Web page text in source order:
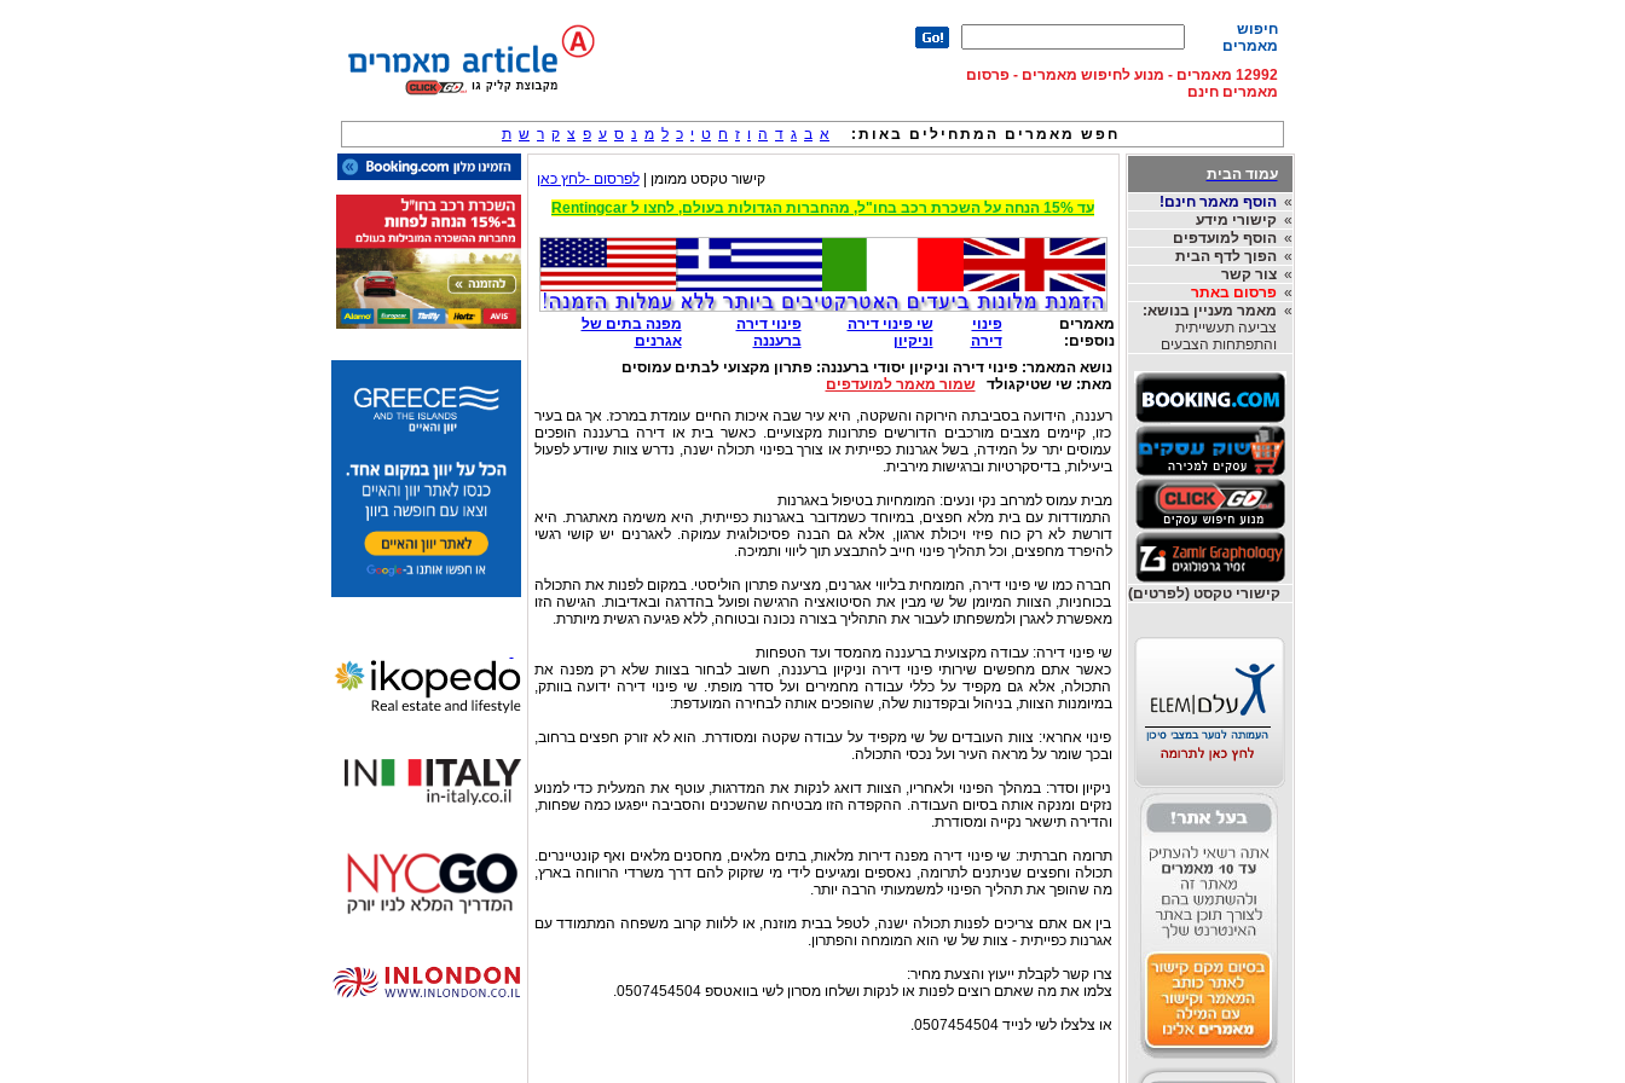
חיפוש
מאמרים
12992 מאמרים - מנוע לחיפוש מאמרים - פרסום
מאמרים חינם
חפש מאמרים המתחילים באות: א ב ג ד ה ו ז ח ט י כ ל מ נ ס ע פ צ ק ר ש ת
עמוד הבית
»הוסף מאמר חינם!
»קישורי מידע
»הוסף למועדפים
»הפוך לדף הבית
»צור קשר
»פרסום באתר
» מאמר מעניין בנושא:
צביעה תעשייתית
והתפתחות הצבעים
קישורי טקסט (לפרטים)
קישור טקסט ממומן |לפרסום -לחץ כאן
עד 15% הנחה על השכרת רכב בחו"ל, מהחברות הגדולות בעולם, לחצו ל Rentingcar
מאמרים
נוספים:
פינוי
דירה
שי פינוי דירה
וניקיון
פינוי דירה
ברעננה
מפנה בתים של
אגרנים
נושא המאמר:פינוי דירה וניקיון יסודי ברעננה: פתרון מקצועי לבתים עמוסים
מאת:שי שטיקגולדשמור מאמר למועדפים
רעננה, הידועה בסביבתה הירוקה והשקטה, היא עיר שבה איכות החיים עומדת במרכז. אך גם בעיר
כזו, קיימים מצבים מורכבים הדורשים פתרונות מקצועיים. כאשר בית או דירה ברעננה הופכים
עמוסים יתר על המידה, בשל אגרנות כפייתית או צורך בפינוי תכולה ישנה, נדרש צוות שיודע לפעול
ביעילות, בדיסקרטיות וברגישות מירבית.
מבית עמוס למרחב נקי ונעים: המומחיות בטיפול באגרנות
התמודדות עם בית מלא חפצים, במיוחד כשמדובר באגרנות כפייתית, היא משימה מאתגרת. היא
דורשת לא רק כוח פיזי ויכולת ארגון, אלא גם הבנה פסיכולוגית עמוקה. לאגרנים יש קושי רגשי
להיפרד מחפצים, וכל תהליך פינוי חייב להתבצע תוך ליווי ותמיכה.
חברה כמו שי פינוי דירה, המומחית בליווי אגרנים, מציעה פתרון הוליסטי. במקום לפנות את התכולה
בכוחניות, הצוות המיומן של שי מבין את הסיטואציה הרגישה ופועל בהדרגה ובאדיבות. הגישה הזו
מאפשרת לאגרן ולמשפחתו לעבור את התהליך בצורה נכונה ובטוחה, ללא פגיעה רגשית מיותרת.
שי פינוי דירה: עבודה מקצועית ברעננה מהמסד ועד הטפחות
כאשר אתם מחפשים שירותי פינוי דירה וניקיון ברעננה, חשוב לבחור בצוות שלא רק מפנה את
התכולה, אלא גם מקפיד על כללי עבודה מחמירים ועל סדר מופתי. שי פינוי דירה ידועה בוותק,
במיומנות הצוות, בניהול ובקפדנות שלה, שהופכים אותה לבחירה המועדפת:
פינוי אחראי: צוות העובדים של שי מקפיד על עבודה שקטה ומסודרת. הוא לא זורק חפצים ברחוב,
ובכך שומר על מראה העיר ועל נכסי התכולה.
ניקיון וסדר: במהלך הפינוי ולאחריו, הצוות דואג לנקות את המדרגות, עוטף את המעלית כדי למנוע
נזקים ומנקה אותה בסיום העבודה. ההקפדה הזו מבטיחה שהשכנים והסביבה ייפגעו כמה שפחות,
והדירה תישאר נקייה ומסודרת.
תרומה חברתית: שי פינוי דירה מפנה דירות מלאות, בתים מלאים, מחסנים מלאים ואף קונטיינרים.
תכולה וחפצים שניתנים לתרומה, נאספים ומגיעים לידי מי שזקוק להם דרך משרדי הרווחה בארץ,
מה שהופך את תהליך הפינוי למשמעותי הרבה יותר.
בין אם אתם צריכים לפנות תכולה ישנה, לטפל בבית מוזנח, או ללוות קרוב משפחה המתמודד עם
אגרנות כפייתית - צוות של שי הוא המומחה והפתרון.
צרו קשר לקבלת ייעוץ והצעת מחיר:
צלמו את מה שאתם רוצים לפנות או לנקות ושלחו מסרון לשי בוואטספ 0507454504.
או צלצלו לשי לנייד 0507454504.